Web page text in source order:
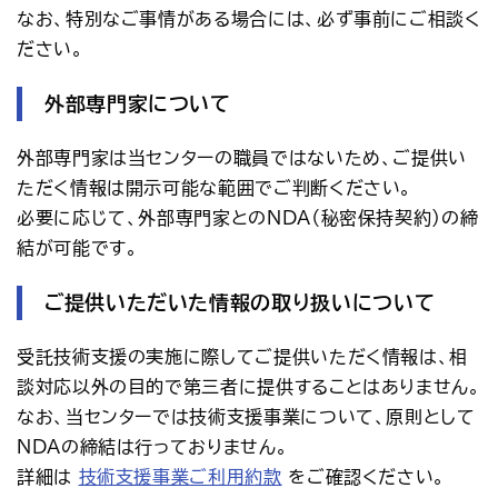
なお、特別なご事情がある場合には、必ず事前にご相談く
ださい。
外部専門家について
外部専門家は当センターの職員ではないため、ご提供い
ただく情報は開示可能な範囲でご判断ください。
必要に応じて、外部専門家とのNDA（秘密保持契約）の締
結が可能です。
ご提供いただいた情報の取り扱いについて
受託技術支援の実施に際してご提供いただく情報は、相
談対応以外の目的で第三者に提供することはありません。
なお、当センターでは技術支援事業について、原則として
NDAの締結は行っておりません。
詳細は 技術支援事業ご利用約款 をご確認ください。